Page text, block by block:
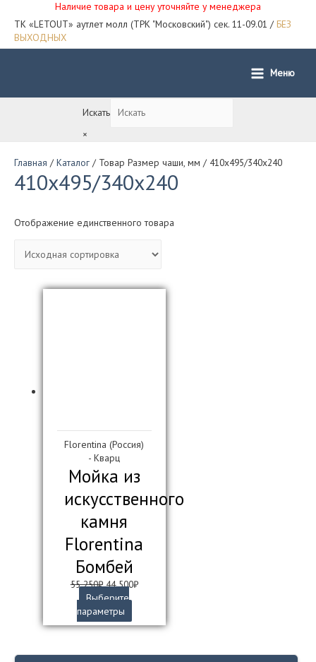
Наличие товара и цену уточняйте у менеджера
ТК «LETOUT» аутлет молл (ТРК "Московский") сек. 11-09.01 / БЕЗ
ВЫХОДНЫХ
Main
Меню
Искать
×
Главная / Каталог / Товар Размер чаши, мм / 410х495/340х240
410х495/340х240
Отображение единственного товара
Florentina (Россия)
- Кварц
Мойка из
искусственного
камня
Florentina
Бомбей
55 250₽ Первоначальная
цена
составляла
55
44 500₽Текущая
500₽.
Выберите
параметры
товар